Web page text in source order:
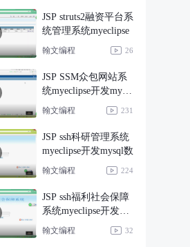
JSP struts2融资平台系
统管理系统myeclipse
翰文编程 26
JSP SSM众包网站系
统myeclipse开发mysql
数
翰文编程 231
JSP ssh科研管理系统
myeclipse开发mysql数
翰文编程 224
JSP ssh福利社会保障
系统myeclipse开发
mysq
翰文编程 32